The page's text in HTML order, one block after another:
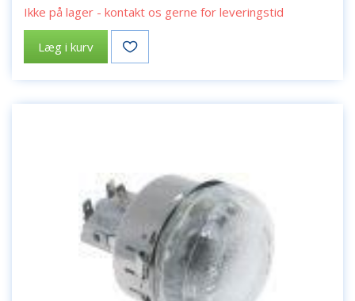
Ikke på lager - kontakt os gerne for leveringstid
Læg i kurv